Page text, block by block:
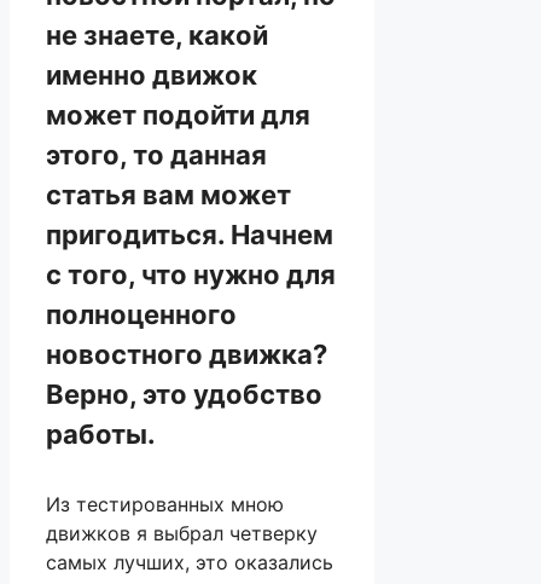
не знаете, какой
именно движок
может подойти для
этого, то данная
статья вам может
пригодиться. Начнем
с того, что нужно для
полноценного
новостного движка?
Верно, это удобство
работы.
Из тестированных мною
движков я выбрал четверку
самых лучших, это оказались